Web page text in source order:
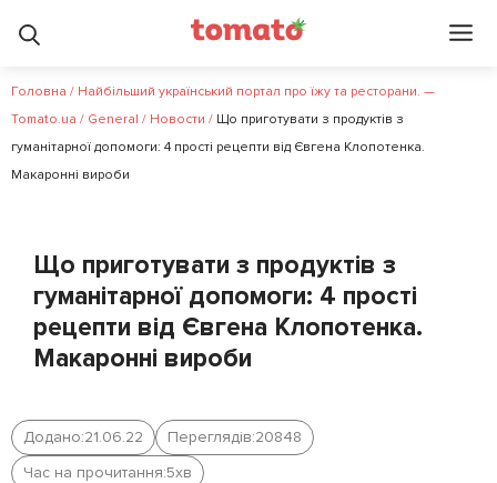
Головна / Найбільший український портал про їжу та ресторани. —
Tomato.ua / General / Новости / Що приготувати з продуктів з
гуманітарної допомоги: 4 прості рецепти від Євгена Клопотенка.
Макаронні вироби
Що приготувати з продуктів з
гуманітарної допомоги: 4 прості
рецепти від Євгена Клопотенка.
Макаронні вироби
Додано:21.06.22 Переглядів:20848
Час на прочитання:5хв